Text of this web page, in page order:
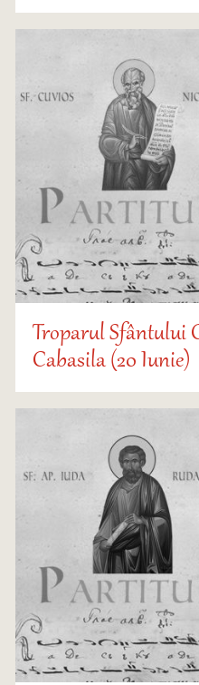
Troparul Sfântului
Cabasila (20 Iunie)